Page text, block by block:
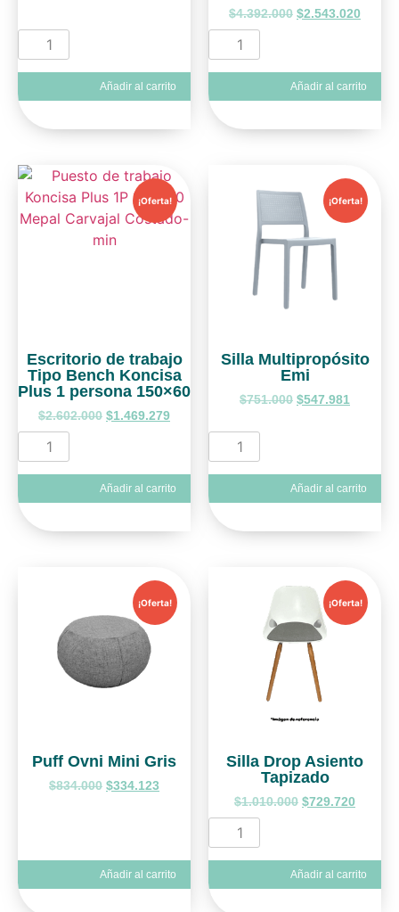
Añadir al carrito
$4.392.000 $2.543.020
Añadir al carrito
¡Oferta!
Escritorio de trabajo
Tipo Bench Koncisa
Plus 1 persona 150×60
$2.602.000 $1.469.279
Añadir al carrito
¡Oferta!
Silla Multipropósito
Emi
$751.000 $547.981
Añadir al carrito
¡Oferta!
Puff Ovni Mini Gris
$834.000 $334.123
Añadir al carrito
¡Oferta!
Silla Drop Asiento
Tapizado
$1.010.000 $729.720
Añadir al carrito